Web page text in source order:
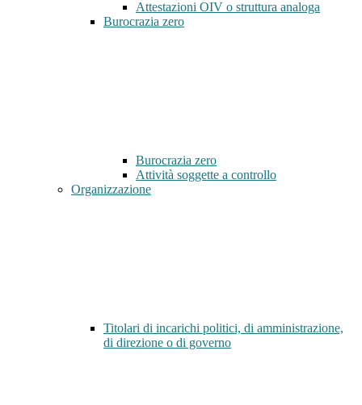
Attestazioni OIV o struttura analoga
Burocrazia zero
Burocrazia zero
Attività soggette a controllo
Organizzazione
Titolari di incarichi politici, di amministrazione,
di direzione o di governo